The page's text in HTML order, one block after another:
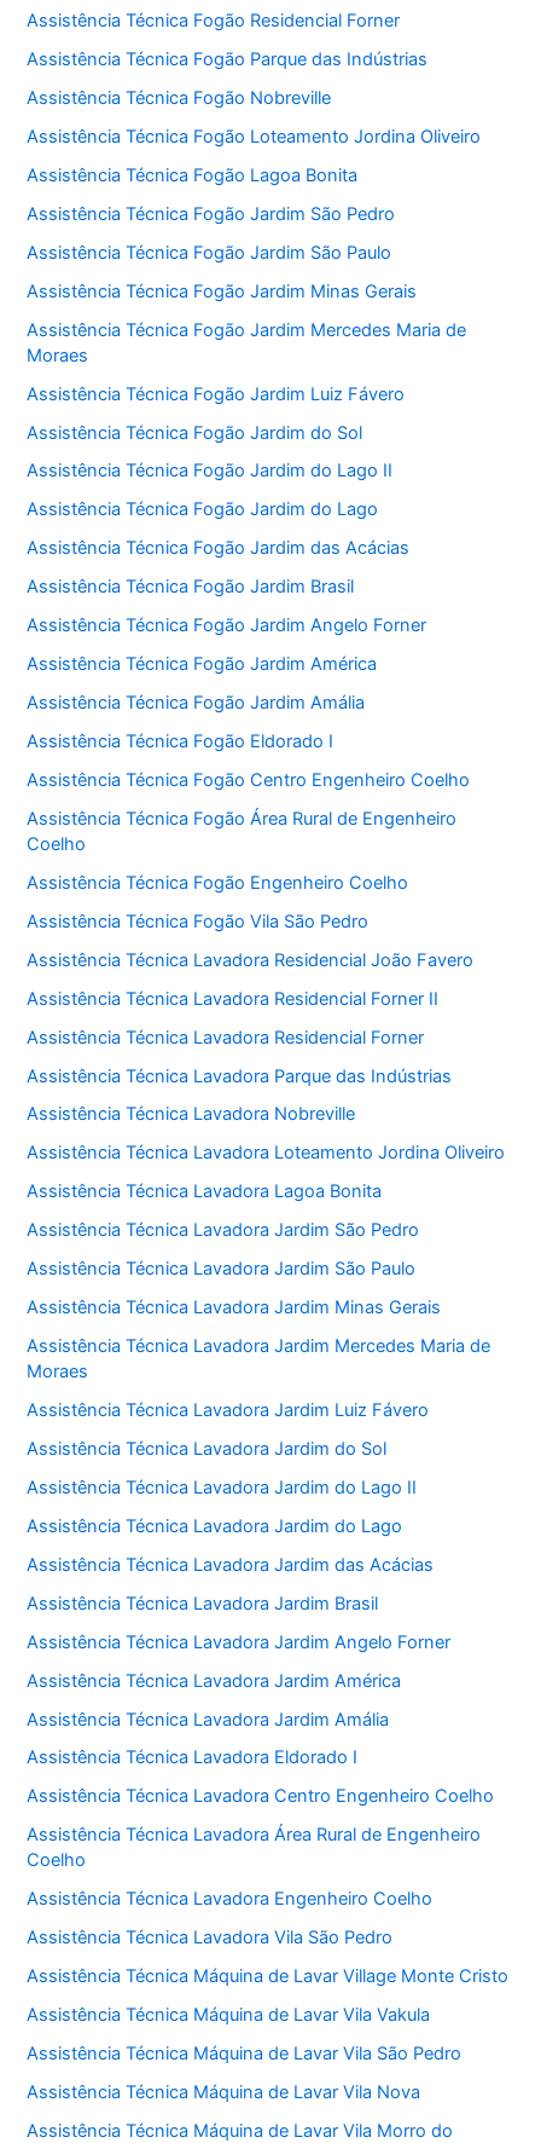
Assistência Técnica Fogão Residencial Forner
Assistência Técnica Fogão Parque das Indústrias
Assistência Técnica Fogão Nobreville
Assistência Técnica Fogão Loteamento Jordina Oliveiro
Assistência Técnica Fogão Lagoa Bonita
Assistência Técnica Fogão Jardim São Pedro
Assistência Técnica Fogão Jardim São Paulo
Assistência Técnica Fogão Jardim Minas Gerais
Assistência Técnica Fogão Jardim Mercedes Maria de
Moraes
Assistência Técnica Fogão Jardim Luiz Fávero
Assistência Técnica Fogão Jardim do Sol
Assistência Técnica Fogão Jardim do Lago II
Assistência Técnica Fogão Jardim do Lago
Assistência Técnica Fogão Jardim das Acácias
Assistência Técnica Fogão Jardim Brasil
Assistência Técnica Fogão Jardim Angelo Forner
Assistência Técnica Fogão Jardim América
Assistência Técnica Fogão Jardim Amália
Assistência Técnica Fogão Eldorado I
Assistência Técnica Fogão Centro Engenheiro Coelho
Assistência Técnica Fogão Área Rural de Engenheiro
Coelho
Assistência Técnica Fogão Engenheiro Coelho
Assistência Técnica Fogão Vila São Pedro
Assistência Técnica Lavadora Residencial João Favero
Assistência Técnica Lavadora Residencial Forner II
Assistência Técnica Lavadora Residencial Forner
Assistência Técnica Lavadora Parque das Indústrias
Assistência Técnica Lavadora Nobreville
Assistência Técnica Lavadora Loteamento Jordina Oliveiro
Assistência Técnica Lavadora Lagoa Bonita
Assistência Técnica Lavadora Jardim São Pedro
Assistência Técnica Lavadora Jardim São Paulo
Assistência Técnica Lavadora Jardim Minas Gerais
Assistência Técnica Lavadora Jardim Mercedes Maria de
Moraes
Assistência Técnica Lavadora Jardim Luiz Fávero
Assistência Técnica Lavadora Jardim do Sol
Assistência Técnica Lavadora Jardim do Lago II
Assistência Técnica Lavadora Jardim do Lago
Assistência Técnica Lavadora Jardim das Acácias
Assistência Técnica Lavadora Jardim Brasil
Assistência Técnica Lavadora Jardim Angelo Forner
Assistência Técnica Lavadora Jardim América
Assistência Técnica Lavadora Jardim Amália
Assistência Técnica Lavadora Eldorado I
Assistência Técnica Lavadora Centro Engenheiro Coelho
Assistência Técnica Lavadora Área Rural de Engenheiro
Coelho
Assistência Técnica Lavadora Engenheiro Coelho
Assistência Técnica Lavadora Vila São Pedro
Assistência Técnica Máquina de Lavar Village Monte Cristo
Assistência Técnica Máquina de Lavar Vila Vakula
Assistência Técnica Máquina de Lavar Vila São Pedro
Assistência Técnica Máquina de Lavar Vila Nova
Assistência Técnica Máquina de Lavar Vila Morro do